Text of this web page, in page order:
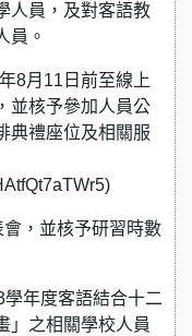
人員，及對客語教
員。
8月11日前至線上
並核予參加人員公
典禮座位及相關服
，並核予研習時數
年度客語結合十二
」之相關學校人員